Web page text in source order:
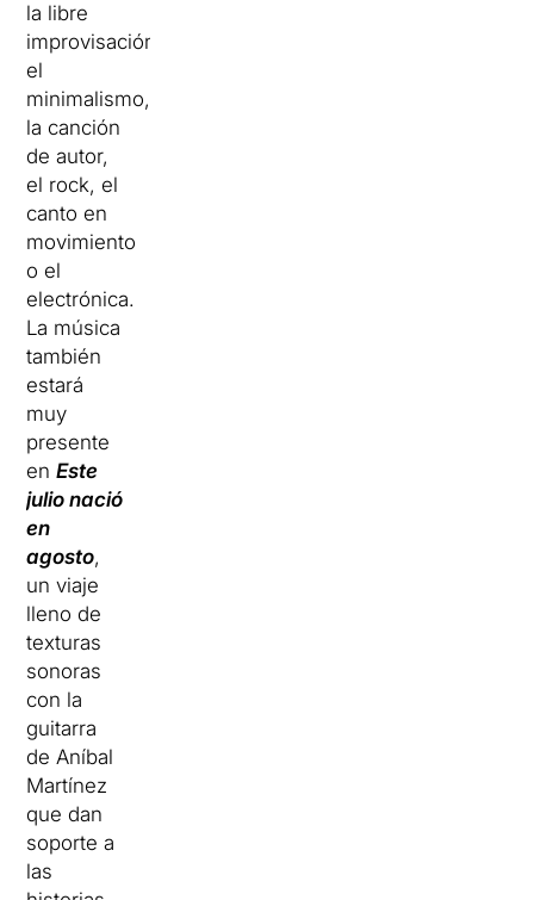
la libre
improvisación,
el
minimalismo,
la canción
de autor,
el rock, el
canto en
movimiento
o el
electrónica.
La música
también
estará
muy
presente
enEste
julio nació
en
agosto,
un viaje
lleno de
texturas
sonoras
con la
guitarra
de Aníbal
Martínez
que dan
soporte a
las